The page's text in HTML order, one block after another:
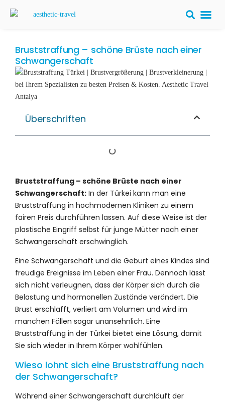
Bruststraffung – schöne Brüste nach einer
Schwangerschaft
Überschriften
Bruststraffung – schöne Brüste nach einer
Schwangerschaft: In der Türkei kann man eine
Bruststraffung in hochmodernen Kliniken zu einem
fairen Preis durchführen lassen. Auf diese Weise ist der
plastische Eingriff selbst für junge Mütter nach einer
Schwangerschaft erschwinglich.
Eine Schwangerschaft und die Geburt eines Kindes sind
freudige Ereignisse im Leben einer Frau. Dennoch lässt
sich nicht verleugnen, dass der Körper sich durch die
Belastung und hormonellen Zustände verändert. Die
Brust erschlafft, verliert am Volumen und wird im
manchen Fällen sogar unansehnlich. Eine
Bruststraffung in der Türkei bietet eine Lösung, damit
Sie sich wieder in Ihrem Körper wohlfühlen.
Wieso lohnt sich eine Bruststraffung nach
der Schwangerschaft?
Während einer Schwangerschaft durchläuft der